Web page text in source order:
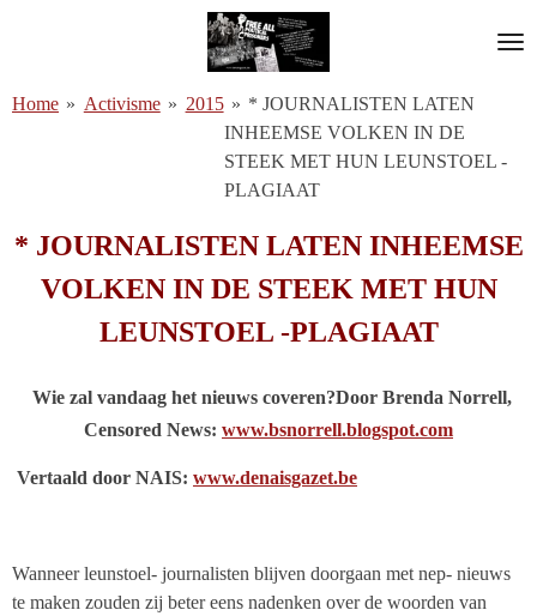
de
Home » Activisme » 2015 » * JOURNALISTEN LATEN
INHEEMSE VOLKEN IN DE
STEEK MET HUN LEUNSTOEL -
PLAGIAAT
* JOURNALISTEN LATEN INHEEMSE
VOLKEN IN DE STEEK MET HUN
LEUNSTOEL -PLAGIAAT
Wie zal vandaag het nieuws coveren?Door Brenda Norrell,
Censored News: www.bsnorrell.blogspot.com
Vertaald door NAIS: www.denaisgazet.be
Wanneer leunstoel- journalisten blijven doorgaan met nep- nieuws
te maken zouden zij beter eens nadenken over de woorden van